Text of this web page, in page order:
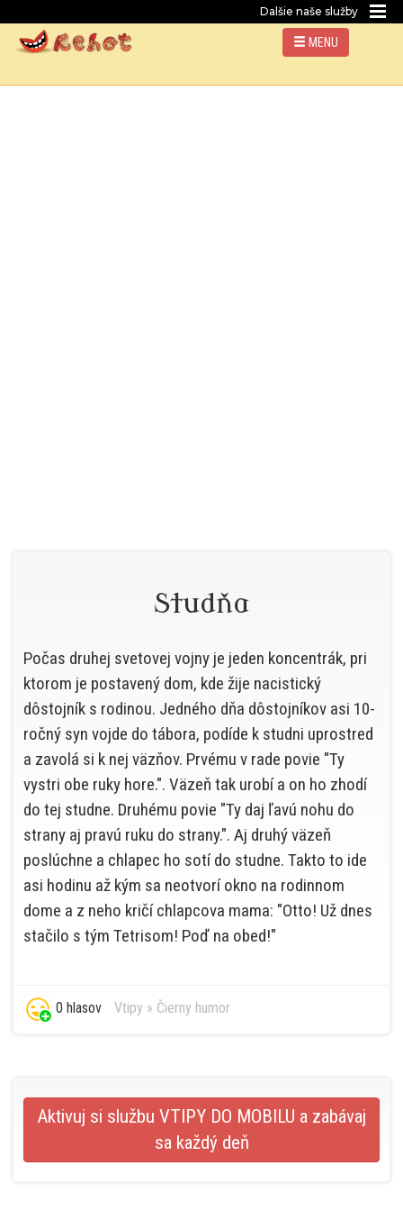
Dalšie naše služby
MENU
Studňa
Počas druhej svetovej vojny je jeden koncentrák, pri
ktorom je postavený dom, kde žije nacistický
dôstojník s rodinou. Jedného dňa dôstojníkov asi 10-
ročný syn vojde do tábora, podíde k studni uprostred
a zavolá si k nej väzňov. Prvému v rade povie "Ty
vystri obe ruky hore.". Väzeň tak urobí a on ho zhodí
do tej studne. Druhému povie "Ty daj ľavú nohu do
strany aj pravú ruku do strany.". Aj druhý väzeň
poslúchne a chlapec ho sotí do studne. Takto to ide
asi hodinu až kým sa neotvorí okno na rodinnom
dome a z neho kričí chlapcova mama: "Otto! Už dnes
stačilo s tým Tetrisom! Poď na obed!"
0 hlasov Vtipy » Čierny humor
Aktivuj si službu VTIPY DO MOBILU a zabávaj
sa každý deň